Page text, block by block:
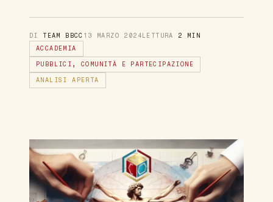
DI TEAM BBCC 13 MARZO 2024LETTURA 2 MIN
ACCADEMIA
PUBBLICI, COMUNITÀ E PARTECIPAZIONE
ANALISI APERTA